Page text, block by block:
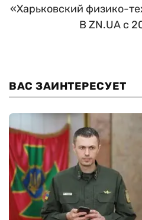
«Харьковский физико-
В ZN.UA с
ВАС ЗАИНТЕРЕСУЕТ